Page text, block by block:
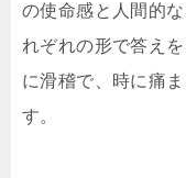
の使命感と人間的
れぞれの形で答え
に滑稽で、時に痛
す。